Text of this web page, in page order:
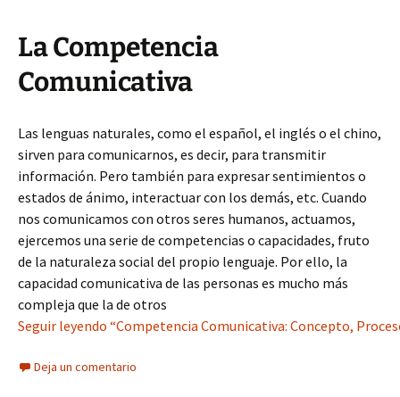
La Competencia
Comunicativa
Las lenguas naturales, como el español, el inglés o el chino,
sirven para comunicarnos, es decir, para transmitir
información. Pero también para expresar sentimientos o
estados de ánimo, interactuar con los demás, etc. Cuando
nos comunicamos con otros seres humanos, actuamos,
ejercemos una serie de competencias o capacidades, fruto
de la naturaleza social del propio lenguaje. Por ello, la
capacidad comunicativa de las personas es mucho más
compleja que la de otros
Seguir leyendo “Competencia Comunicativa: Concepto,
Deja un comentario